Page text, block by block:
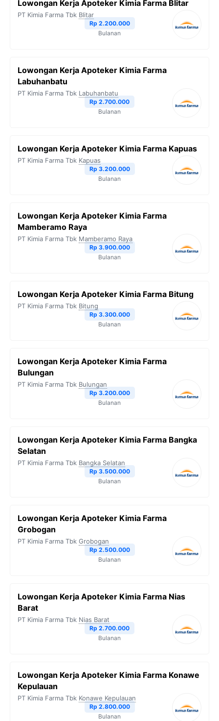
o
e
r
A
p
i
n
k
Lowongan Kerja Apoteker Kimia Farma Blitar
PT Kimia Farma Tbk Blitar
Rp 2.200.000
Bulanan
Lowongan Kerja Apoteker Kimia Farma
Labuhanbatu
PT Kimia Farma Tbk Labuhanbatu
Rp 2.700.000
Bulanan
Lowongan Kerja Apoteker Kimia Farma Kapuas
PT Kimia Farma Tbk Kapuas
Rp 3.200.000
Bulanan
Lowongan Kerja Apoteker Kimia Farma
Mamberamo Raya
PT Kimia Farma Tbk Mamberamo Raya
Rp 3.900.000
Bulanan
Lowongan Kerja Apoteker Kimia Farma Bitung
PT Kimia Farma Tbk Bitung
Rp 3.300.000
Bulanan
Lowongan Kerja Apoteker Kimia Farma
Bulungan
PT Kimia Farma Tbk Bulungan
Rp 3.200.000
Bulanan
Lowongan Kerja Apoteker Kimia Farma Bangka
Selatan
PT Kimia Farma Tbk Bangka Selatan
Rp 3.500.000
Bulanan
Lowongan Kerja Apoteker Kimia Farma
Grobogan
PT Kimia Farma Tbk Grobogan
Rp 2.500.000
Bulanan
Lowongan Kerja Apoteker Kimia Farma Nias
Barat
PT Kimia Farma Tbk Nias Barat
Rp 2.700.000
Bulanan
Lowongan Kerja Apoteker Kimia Farma Konawe
Kepulauan
PT Kimia Farma Tbk Konawe Kepulauan
Rp 2.800.000
Bulanan